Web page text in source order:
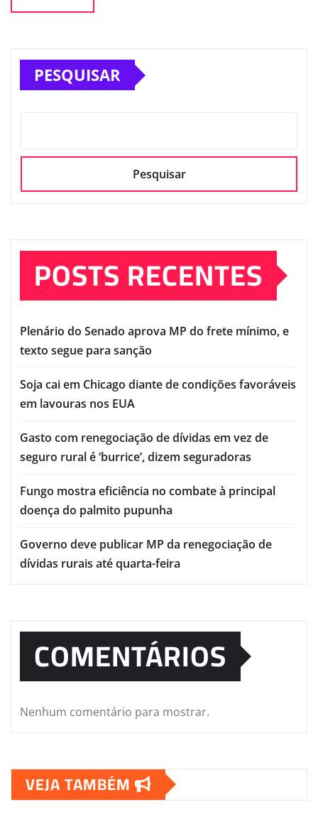
PESQUISAR
Pesquisar
POSTS RECENTES
Plenário do Senado aprova MP do frete mínimo, e
texto segue para sanção
Soja cai em Chicago diante de condições favoráveis
em lavouras nos EUA
Gasto com renegociação de dívidas em vez de
seguro rural é ‘burrice’, dizem seguradoras
Fungo mostra eficiência no combate à principal
doença do palmito pupunha
Governo deve publicar MP da renegociação de
dívidas rurais até quarta-feira
COMENTÁRIOS
Nenhum comentário para mostrar.
VEJA TAMBÉM